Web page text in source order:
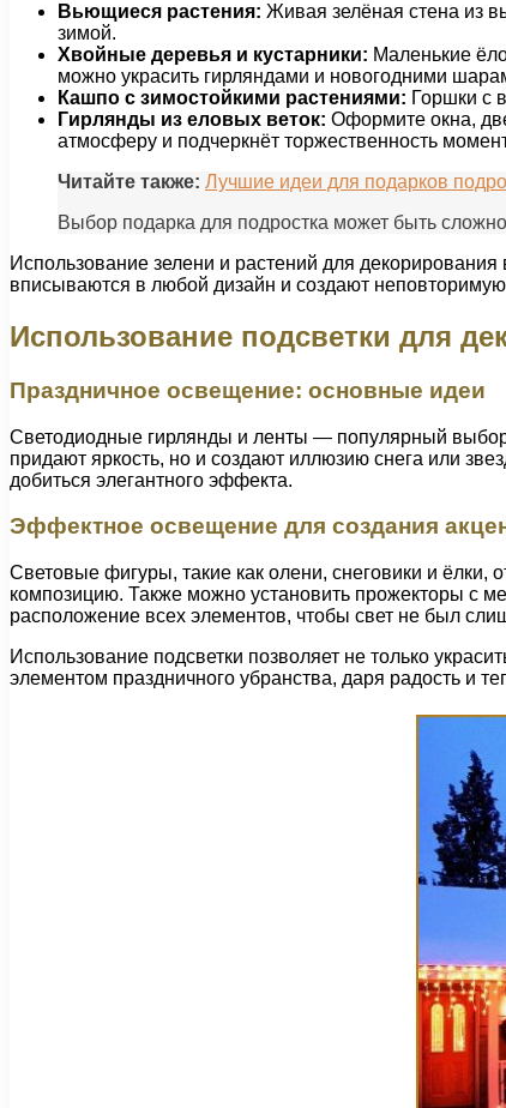
Вьющиеся растения: Живая зелёная стена из
зимой.
Хвойные деревья и кустарники: Маленькие
можно украсить гирляндами и новогодними
Кашпо с зимостойкими растениями: Горшки с
Гирлянды из еловых веток: Оформите окна,
атмосферу и подчеркнёт торжественность
Читайте также: Лучшие идеи для подарков
Выбор подарка для подростка может быть
Использование зелени и растений для
вписываются в любой дизайн и создают
Использование подсветки для
Праздничное освещение: основные идеи
Светодиодные гирлянды и ленты — популярный
придают яркость, но и создают иллюзию снега или
добиться элегантного эффекта.
Эффектное освещение для создания
Световые фигуры, такие как олени, снеговики и
композицию. Также можно установить прожекторы с
расположение всех элементов, чтобы свет не был
Использование подсветки позволяет не только
элементом праздничного убранства, даря радость и